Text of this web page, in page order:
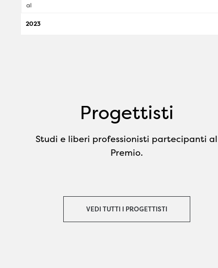
al
2023
Progettisti
Studi e liberi professionisti partecipanti al
Premio.
VEDI TUTTI I PROGETTISTI